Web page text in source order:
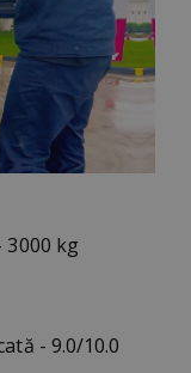
3000 kg
- 9.0/10.0